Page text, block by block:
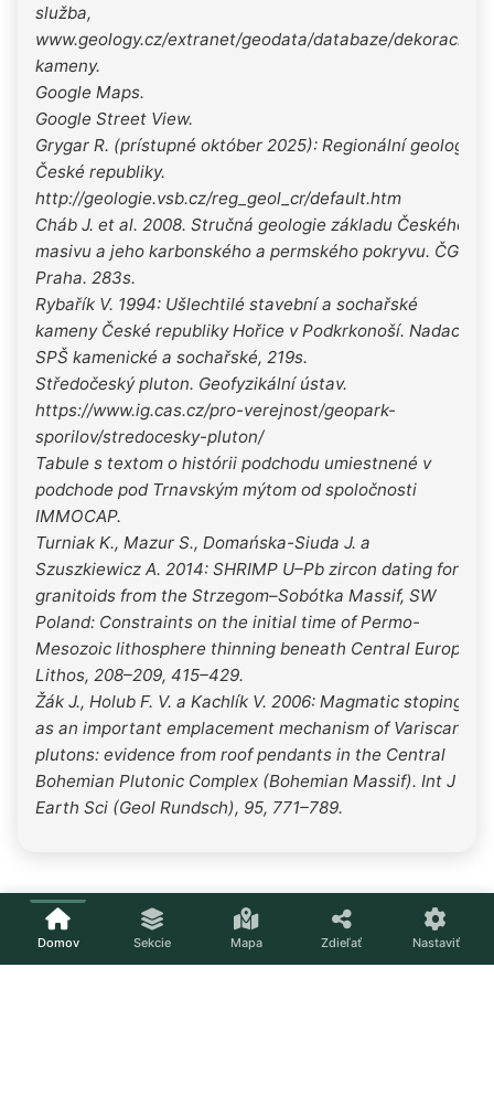
služba,
www.geology.cz/extranet/geodata/databaze/dekoracni-
kameny.
Google Maps.
Google Street View.
Grygar R. (prístupné október 2025): Regionální geologie
České republiky.
http://geologie.vsb.cz/reg_geol_cr/default.htm
Cháb J. et al. 2008. Stručná geologie základu Českého
masivu a jeho karbonského a permského pokryvu. ČGS
Praha. 283s.
Rybařík V. 1994: Ušlechtilé stavební a sochařské
kameny České republiky Hořice v Podkrkonoší. Nadace
SPŠ kamenické a sochařské, 219s.
Středočeský pluton. Geofyzikální ústav.
https://www.ig.cas.cz/pro-verejnost/geopark-
sporilov/stredocesky-pluton/
Tabule s textom o histórii podchodu umiestnené v
podchode pod Trnavským mýtom od spoločnosti
IMMOCAP.
Turniak K., Mazur S., Domańska-Siuda J. a
Szuszkiewicz A. 2014: SHRIMP U–Pb zircon dating for
granitoids from the Strzegom–Sobótka Massif, SW
Poland: Constraints on the initial time of Permo-
Mesozoic lithosphere thinning beneath Central Europe.
Lithos, 208–209, 415–429.
Žák J., Holub F. V. a Kachlík V. 2006: Magmatic stoping
as an important emplacement mechanism of Variscan
plutons: evidence from roof pendants in the Central
Bohemian Plutonic Complex (Bohemian Massif). Int J
Earth Sci (Geol Rundsch), 95, 771–789.
Domov Sekcie Mapa Zdieľať Nastaviť